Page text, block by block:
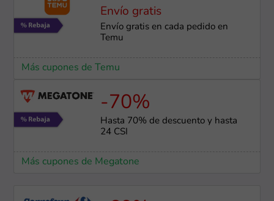
Envío gratis
Envío gratis en cada pedido en
Temu
Más cupones de Temu
-70%
Hasta 70% de descuento y hasta
24 CSI
Más cupones de Megatone